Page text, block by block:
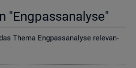
"Eng­pass­ana­ly­se"
Thema Eng­pass­ana­ly­se re­le­van­